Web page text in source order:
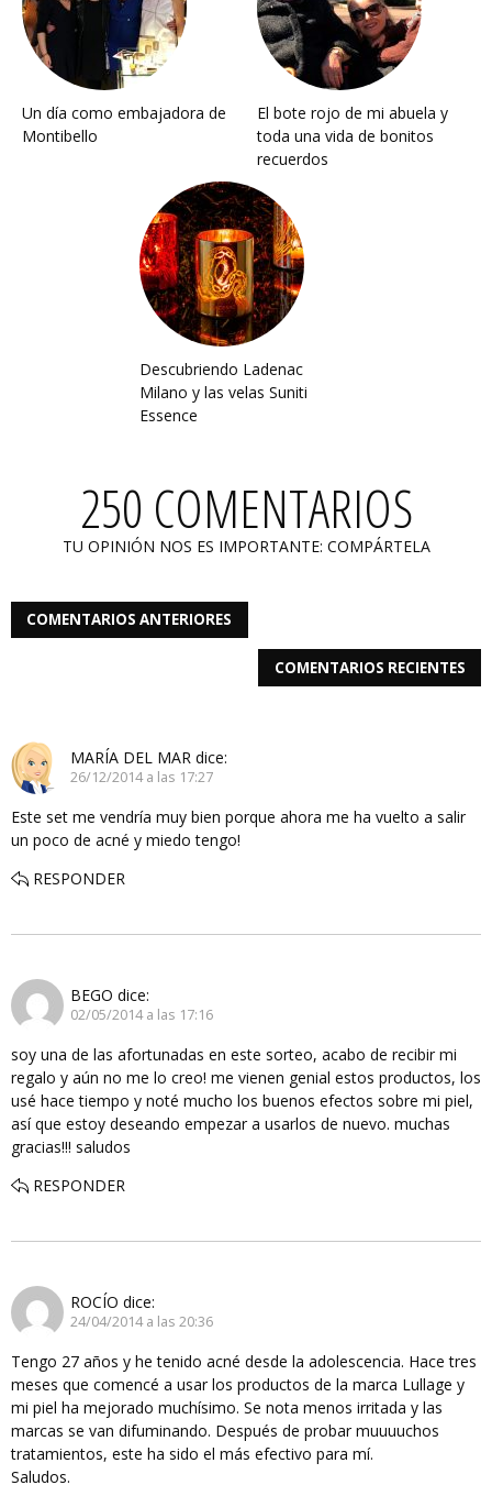
Un día como embajadora de
Montibello
El bote rojo de mi abuela y
toda una vida de bonitos
recuerdos
Descubriendo Ladenac
Milano y las velas Suniti
Essence
250 COMENTARIOS
TU OPINIÓN NOS ES IMPORTANTE: COMPÁRTELA
COMENTARIOS ANTERIORES
COMENTARIOS RECIENTES
MARÍA DEL MAR dice:
26/12/2014 a las 17:27
Este set me vendría muy bien porque ahora me ha vuelto a salir
un poco de acné y miedo tengo!
RESPONDER
BEGO dice:
02/05/2014 a las 17:16
soy una de las afortunadas en este sorteo, acabo de recibir mi
regalo y aún no me lo creo! me vienen genial estos productos, los
usé hace tiempo y noté mucho los buenos efectos sobre mi piel,
así que estoy deseando empezar a usarlos de nuevo. muchas
gracias!!! saludos
RESPONDER
ROCÍO dice:
24/04/2014 a las 20:36
Tengo 27 años y he tenido acné desde la adolescencia. Hace tres
meses que comencé a usar los productos de la marca Lullage y
mi piel ha mejorado muchísimo. Se nota menos irritada y las
marcas se van difuminando. Después de probar muuuuchos
tratamientos, este ha sido el más efectivo para mí.
Saludos.